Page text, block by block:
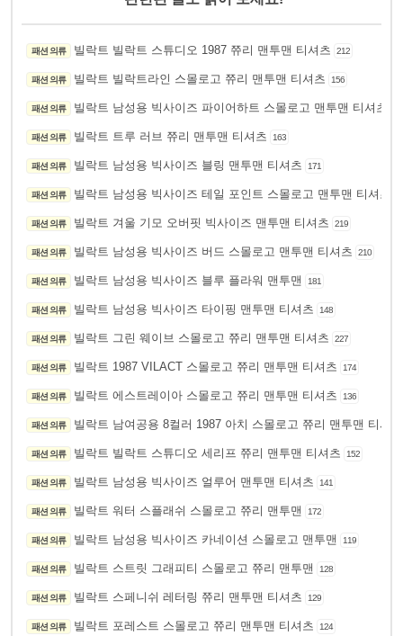
패션 의류 빌락트 빌락트 스튜디오 1987 쮸리 맨투맨 티셔츠 212
패션 의류 빌락트 빌락트라인 스몰로고 쮸리 맨투맨 티셔츠 156
패션 의류 빌락트 남성용 빅사이즈 파이어하트 스몰로고 맨투맨 티셔츠
패션 의류 빌락트 트루 러브 쮸리 맨투맨 티셔츠 163
패션 의류 빌락트 남성용 빅사이즈 블링 맨투맨 티셔츠 171
패션 의류 빌락트 남성용 빅사이즈 테일 포인트 스몰로고 맨투맨 티셔츠
패션 의류 빌락트 겨울 기모 오버핏 빅사이즈 맨투맨 티셔츠 219
패션 의류 빌락트 남성용 빅사이즈 버드 스몰로고 맨투맨 티셔츠 210
패션 의류 빌락트 남성용 빅사이즈 블루 플라워 맨투맨 181
패션 의류 빌락트 남성용 빅사이즈 타이핑 맨투맨 티셔츠 148
패션 의류 빌락트 그린 웨이브 스몰로고 쮸리 맨투맨 티셔츠 227
패션 의류 빌락트 1987 VILACT 스몰로고 쮸리 맨투맨 티셔츠 174
패션 의류 빌락트 에스트레이아 스몰로고 쮸리 맨투맨 티셔츠 136
패션 의류 빌락트 남여공용 8컬러 1987 아치 스몰로고 쮸리 맨투맨 티셔츠
패션 의류 빌락트 빌락트 스튜디오 세리프 쮸리 맨투맨 티셔츠 152
패션 의류 빌락트 남성용 빅사이즈 얼루어 맨투맨 티셔츠 141
패션 의류 빌락트 워터 스플래쉬 스몰로고 쮸리 맨투맨 172
패션 의류 빌락트 남성용 빅사이즈 카네이션 스몰로고 맨투맨 119
패션 의류 빌락트 스트릿 그래피티 스몰로고 쮸리 맨투맨 128
패션 의류 빌락트 스페니쉬 레터링 쮸리 맨투맨 티셔츠 129
패션 의류 빌락트 포레스트 스몰로고 쮸리 맨투맨 티셔츠 124